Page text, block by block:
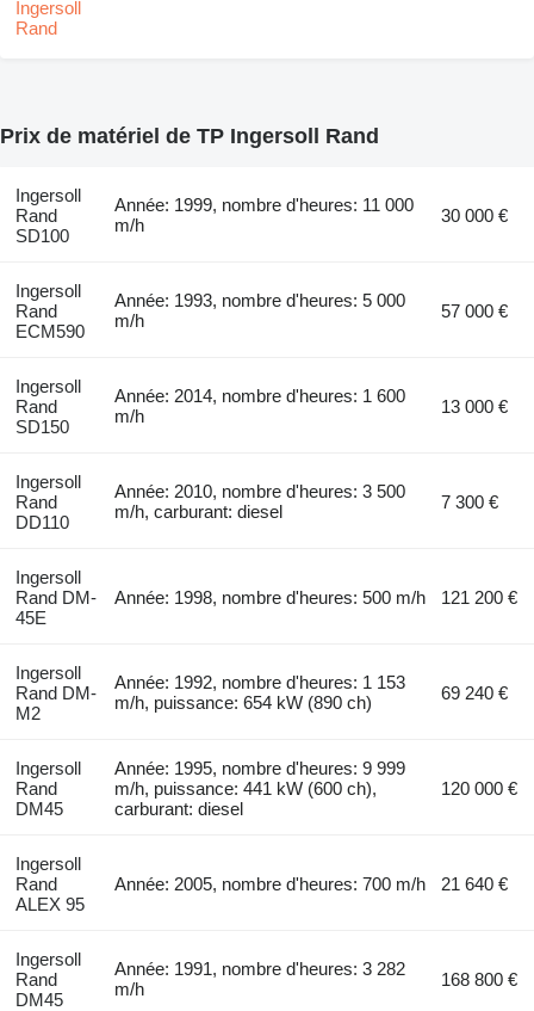
Prix de matériel de TP Ingersoll Rand
Ingersoll
Rand
SD100
Année: 1999, nombre d'heures: 11 000
m/h
30 000 €
Ingersoll
Rand
ECM590
Année: 1993, nombre d'heures: 5 000
m/h
57 000 €
Ingersoll
Rand
SD150
Année: 2014, nombre d'heures: 1 600
m/h
13 000 €
Ingersoll
Rand
DD110
Année: 2010, nombre d'heures: 3 500
m/h, carburant: diesel
7 300 €
Ingersoll
Rand DM-
45E
Année: 1998, nombre d'heures: 500 m/h 121 200 €
Ingersoll
Rand DM-
M2
Année: 1992, nombre d'heures: 1 153
m/h, puissance: 654 kW (890 ch)
69 240 €
Ingersoll
Rand
DM45
Année: 1995, nombre d'heures: 9 999
m/h, puissance: 441 kW (600 ch),
carburant: diesel
120 000 €
Ingersoll
Rand
ALEX 95
Année: 2005, nombre d'heures: 700 m/h 21 640 €
Ingersoll
Rand
DM45
Année: 1991, nombre d'heures: 3 282
m/h
168 800 €